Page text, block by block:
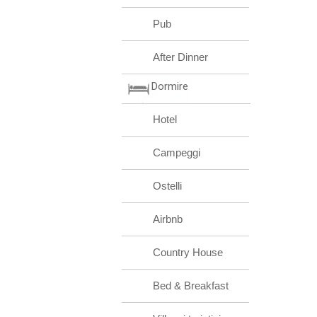
Pub
After Dinner
Dormire
Hotel
Campeggi
Ostelli
Airbnb
Country House
Bed & Breakfast